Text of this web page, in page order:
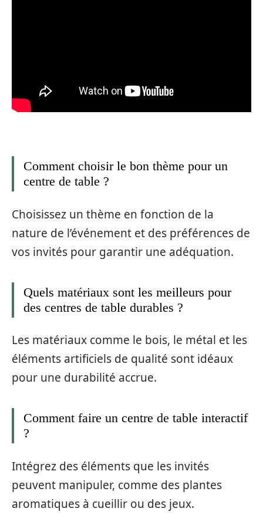
Comment choisir le bon thème pour un
centre de table ?
Choisissez un thème en fonction de la
nature de l’événement et des préférences de
vos invités pour garantir une adéquation.
Quels matériaux sont les meilleurs pour
des centres de table durables ?
Les matériaux comme le bois, le métal et les
éléments artificiels de qualité sont idéaux
pour une durabilité accrue.
Comment faire un centre de table interactif
?
Intégrez des éléments que les invités
peuvent manipuler, comme des plantes
aromatiques à cueillir ou des jeux.